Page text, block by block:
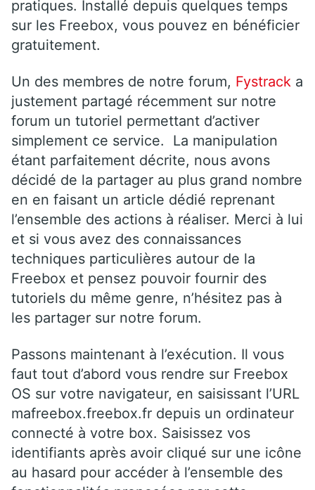
pratiques. Installé depuis quelques temps
sur les Freebox, vous pouvez en bénéficier
gratuitement.
Un des membres de notre forum, Fystrack a
justement partagé récemment sur notre
forum un tutoriel permettant d’activer
simplement ce service. La manipulation
étant parfaitement décrite, nous avons
décidé de la partager au plus grand nombre
en en faisant un article dédié reprenant
l’ensemble des actions à réaliser. Merci à lui
et si vous avez des connaissances
techniques particulières autour de la
Freebox et pensez pouvoir fournir des
tutoriels du même genre, n’hésitez pas à
les partager sur notre forum.
Passons maintenant à l’exécution. Il vous
faut tout d’abord vous rendre sur Freebox
OS sur votre navigateur, en saisissant l’URL
mafreebox.freebox.fr depuis un ordinateur
connecté à votre box. Saisissez vos
identifiants après avoir cliqué sur une icône
au hasard pour accéder à l’ensemble des